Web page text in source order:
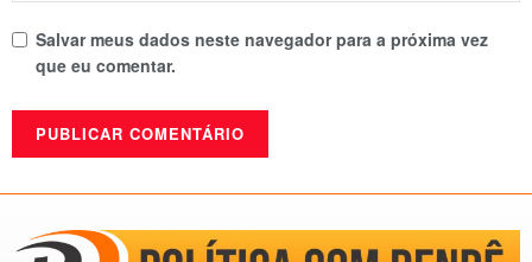
Salvar meus dados neste navegador para a próxima vez
que eu comentar.